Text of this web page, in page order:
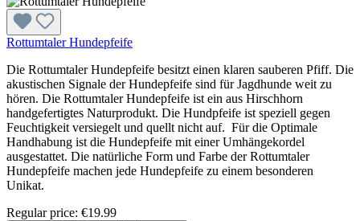
Rottumtaler Hundepfeife
Die Rottumtaler Hundepfeife besitzt einen klaren sauberen Pfiff. Die
akustischen Signale der Hundepfeife sind für Jagdhunde weit zu
hören. Die Rottumtaler Hundepfeife ist ein aus Hirschhorn
handgefertigtes Naturprodukt. Die Hundpfeife ist speziell gegen
Feuchtigkeit versiegelt und quellt nicht auf. Für die Optimale
Handhabung ist die Hundepfeife mit einer Umhängekordel
ausgestattet. Die natürliche Form und Farbe der Rottumtaler
Hundepfeife machen jede Hundepfeife zu einem besonderen
Unikat.
Regular price: €19.99